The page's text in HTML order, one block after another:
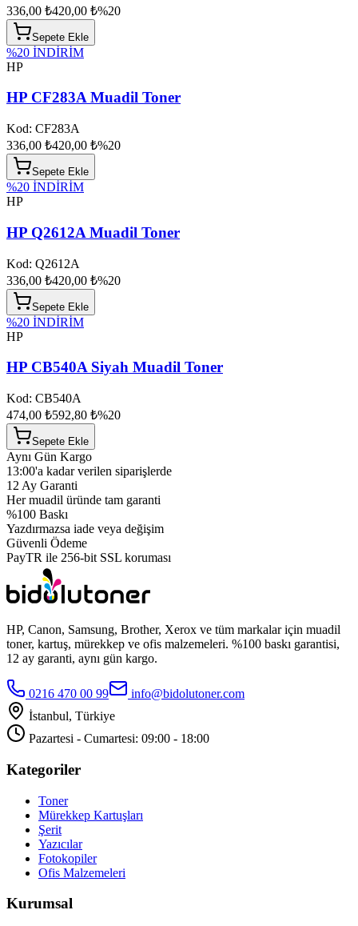
336,00 ₺420,00 ₺%20
Sepete Ekle
%20 İNDİRİM
HP
HP CF283A Muadil Toner
Kod: CF283A
336,00 ₺420,00 ₺%20
Sepete Ekle
%20 İNDİRİM
HP
HP Q2612A Muadil Toner
Kod: Q2612A
336,00 ₺420,00 ₺%20
Sepete Ekle
%20 İNDİRİM
HP
HP CB540A Siyah Muadil Toner
Kod: CB540A
474,00 ₺592,80 ₺%20
Sepete Ekle
Aynı Gün Kargo
13:00'a kadar verilen siparişlerde
12 Ay Garanti
Her muadil üründe tam garanti
%100 Baskı
Yazdırmazsa iade veya değişim
Güvenli Ödeme
PayTR ile 256-bit SSL koruması
HP, Canon, Samsung, Brother, Xerox ve tüm markalar için muadil
toner, kartuş, mürekkep ve ofis malzemeleri. %100 baskı garantisi,
12 ay garanti, aynı gün kargo.
0216 470 00 99
info@bidolutoner.com
İstanbul, Türkiye
Pazartesi - Cumartesi: 09:00 - 18:00
Kategoriler
Toner
Mürekkep Kartuşları
Şerit
Yazıcılar
Fotokopiler
Ofis Malzemeleri
Kurumsal